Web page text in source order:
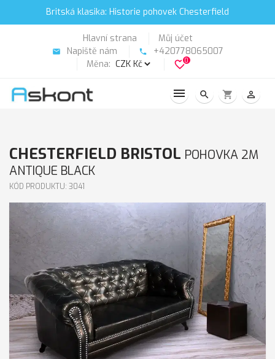
Britská klasika: Historie pohovek Chesterfield
Hlavní strana Můj účet
email Napiště nám phone
+420778065007
Měna:
favorite_border0
search shopping_cart person_outline
CHESTERFIELD BRISTOL POHOVKA 2M
ANTIQUE BLACK
KÓD PRODUKTU: 3041